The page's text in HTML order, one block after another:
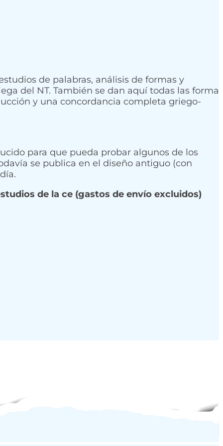
de palabras, análisis de formas y
del NT. También se dan aquí todas las formas
y una concordancia completa griego-
para que pueda probar algunos de los
se publica en el diseño antiguo (con
de la ce (gastos de envío excluidos)